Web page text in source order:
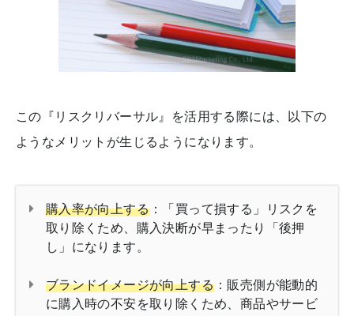
この『リスクリバーサル』を活用する際には、以下の
ようなメリットが生じるようになります。
購入率が向上する ：「買って損する」リスクを
取り除くため、購入決断が早まったり「後押
し」になります。
ブランドイメージが向上する ：販売側が能動的
に購入時の不安を取り除くため、商品やサービ